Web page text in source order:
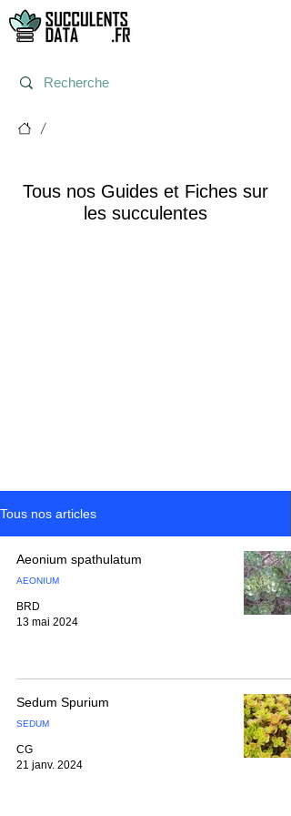
/
Tous nos Guides et Fiches sur
les succulentes
Tous nos articles
Aeonium spathulatum
AEONIUM
BRD
13 mai 2024
Sedum Spurium
SEDUM
CG
21 janv. 2024